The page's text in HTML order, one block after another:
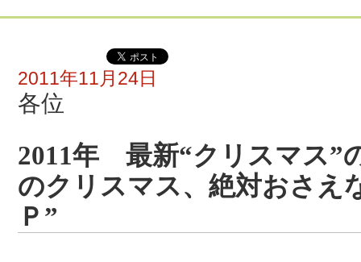
2011年11月24日
各位
2011年 最新“クリスマス”
のクリスマス、絶対おさえ
Ｐ”